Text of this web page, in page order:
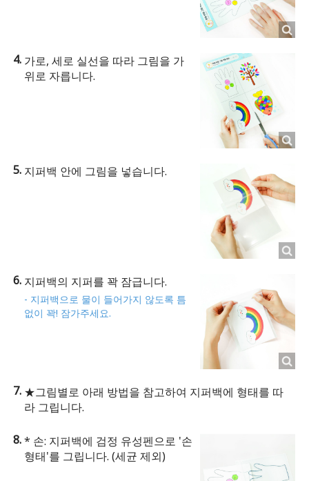
가로, 세로 실선을 따라 그림을 가
위로 자릅니다.
지퍼백 안에 그림을 넣습니다.
지퍼백의 지퍼를 꽉 잠급니다.
- 지퍼백으로 물이 들어가지 않도록 틈
없이 꽉! 잠가주세요.
★그림별로 아래 방법을 참고하여 지퍼백에 형태를 따
라 그립니다.
* 손: 지퍼백에 검정 유성펜으로 '손
형태'를 그립니다. (세균 제외)